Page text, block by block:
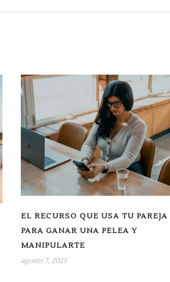
EL RECURSO QUE USA TU PAREJA
PARA GANAR UNA PELEA Y
MANIPULARTE
agosto 7, 2023